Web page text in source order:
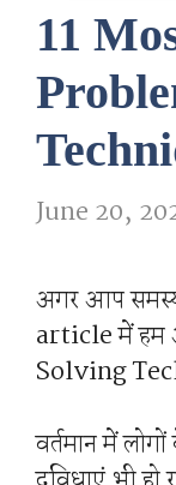
11
June 20,
अगर आप
article में हम
Solving
वर्तमान में